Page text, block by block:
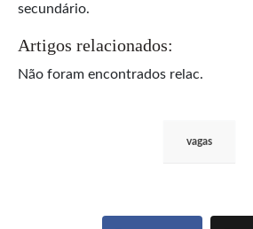
secundário.
Artigos relacionados:
Não foram encontrados relac.
vagas